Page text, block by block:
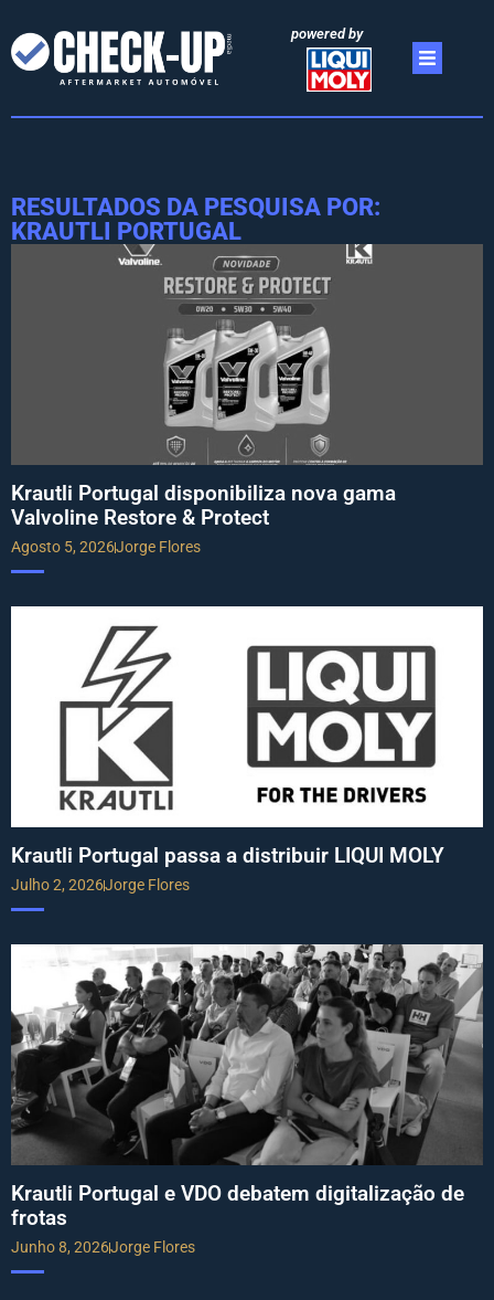
powered by
RESULTADOS DA PESQUISA POR:
KRAUTLI PORTUGAL
Krautli Portugal disponibiliza nova gama
Valvoline Restore & Protect
Agosto 5, 2026Jorge Flores
Krautli Portugal passa a distribuir LIQUI MOLY
Julho 2, 2026Jorge Flores
Krautli Portugal e VDO debatem digitalização de
frotas
Junho 8, 2026Jorge Flores